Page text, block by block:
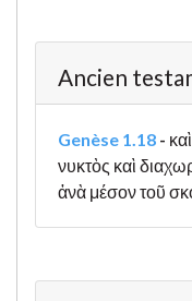
Ancien
Genèse 1.18 -
νυκτὸς καὶ
ἀνὰ μέσον τοῦ